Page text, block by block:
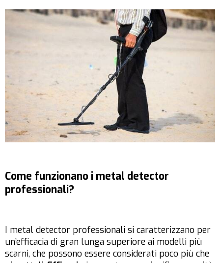
Come funzionano i metal detector
professionali?
I metal detector professionali si caratterizzano per
un’efficacia di gran lunga superiore ai modelli più
scarni, che possono essere considerati poco più che